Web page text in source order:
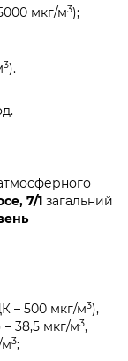
мкг/м3);
3).
7/1 загальний
– 500 мкг/м3),
– 38,5 мкг/м3,
м3;